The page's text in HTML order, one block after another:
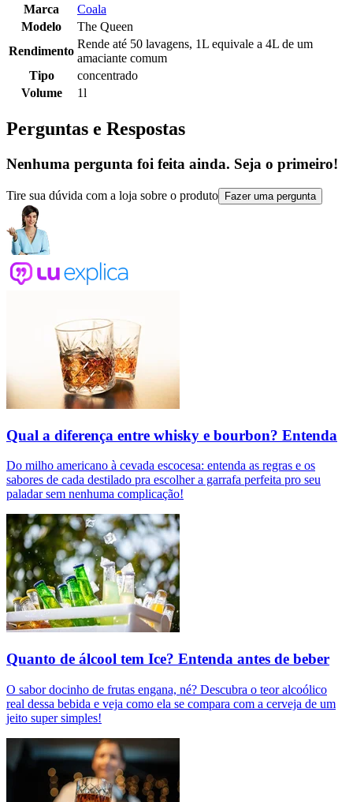
Marca
Coala
Modelo
The Queen
Rendimento
Rende até 50 lavagens, 1L equivale a 4L de um
amaciante comum
Tipo
concentrado
Volume
1l
Perguntas e Respostas
Nenhuma pergunta foi feita ainda. Seja o primeiro!
Tire sua dúvida com a loja sobre o produto Fazer uma pergunta
Qual a diferença entre whisky e bourbon? Entenda
Do milho americano à cevada escocesa: entenda as regras e os
sabores de cada destilado pra escolher a garrafa perfeita pro seu
paladar sem nenhuma complicação!
Quanto de álcool tem Ice? Entenda antes de beber
O sabor docinho de frutas engana, né? Descubra o teor alcoólico
real dessa bebida e veja como ela se compara com a cerveja de um
jeito super simples!